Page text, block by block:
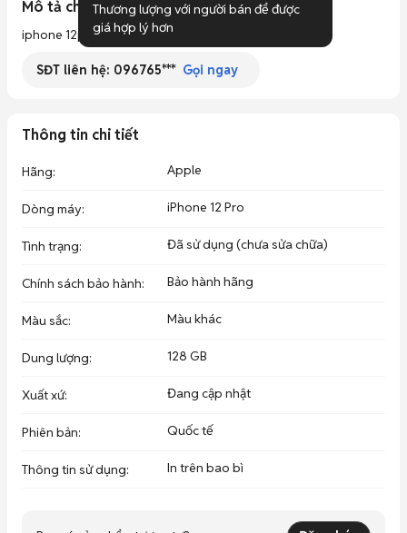
Mô tả chi tiết
iphone 12pro 128/256  đủ màu bản 2 sim zin áp
SĐT liên hệ: 096765*** Gọi ngay
Thông tin chi tiết
Hãng: Apple
Dòng máy: iPhone 12 Pro
Tình trạng: Đã sử dụng (chưa sửa chữa)
Chính sách bảo hành: Bảo hành hãng
Màu sắc: Màu khác
Dung lượng: 128 GB
Xuất xứ: Đang cập nhật
Phiên bản: Quốc tế
Thông tin sử dụng: In trên bao bì
Thương lượng với người bán để được
giá hợp lý hơn